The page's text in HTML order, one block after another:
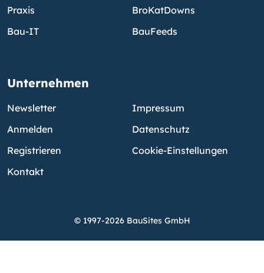
Praxis
Bau-IT
BroKatDowns
BauFeeds
Unternehmen
Newsletter
Anmelden
Registrieren
Kontakt
Impressum
Datenschutz
Cookie-Einstellungen
© 1997-2026 BauSites GmbH